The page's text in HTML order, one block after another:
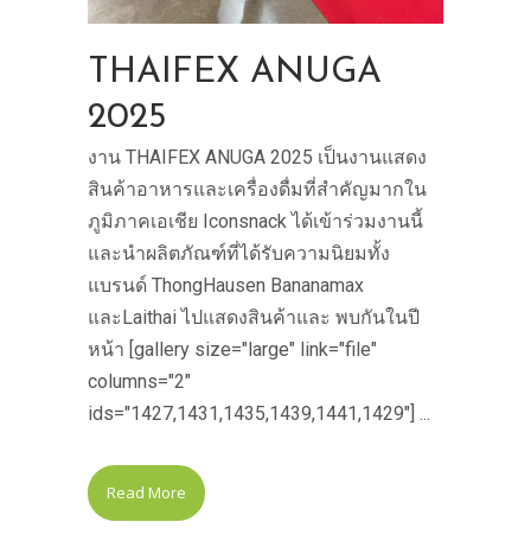
THAIFEX ANUGA
2025
งาน THAIFEX ANUGA 2025 เป็นงานแสดง
สินค้าอาหารและเครื่องดื่มที่สำคัญมากใน
ภูมิภาคเอเชีย Iconsnack ได้เข้าร่วมงานนี้
และนำผลิตภัณฑ์ที่ได้รับความนิยมทั้ง
แบรนด์ ThongHausen Bananamax
และLaithai ไปแสดงสินค้าและ พบกันในปี
หน้า [gallery size="large" link="file"
columns="2"
ids="1427,1431,1435,1439,1441,1429"] ...
Read More